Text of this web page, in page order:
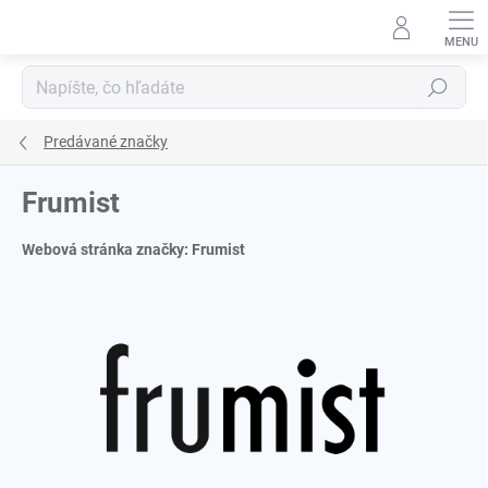
Hľadať
Predávané značky
Frumist
Webová stránka značky: Frumist